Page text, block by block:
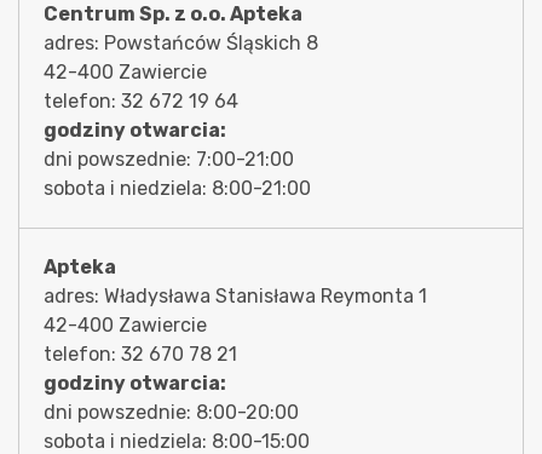
Centrum Sp. z o.o. Apteka
adres: Powstańców Śląskich 8
42-400 Zawiercie
telefon: 32 672 19 64
godziny otwarcia:
dni powszednie: 7:00-21:00
sobota i niedziela: 8:00-21:00
Apteka
adres: Władysława Stanisława Reymonta 1
42-400 Zawiercie
telefon: 32 670 78 21
godziny otwarcia:
dni powszednie: 8:00-20:00
sobota i niedziela: 8:00-15:00